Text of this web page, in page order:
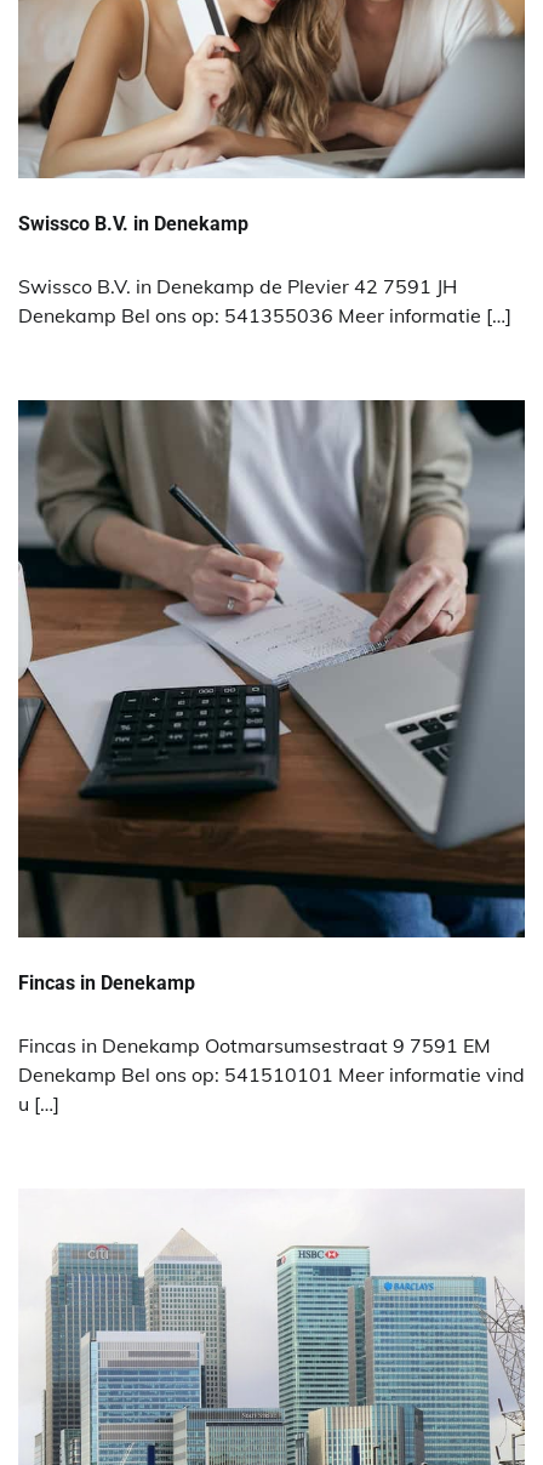
Swissco B.V. in Denekamp
Swissco B.V. in Denekamp de Plevier 42 7591 JH
Denekamp Bel ons op: 541355036 Meer informatie […]
Fincas in Denekamp
Fincas in Denekamp Ootmarsumsestraat 9 7591 EM
Denekamp Bel ons op: 541510101 Meer informatie vind
u […]